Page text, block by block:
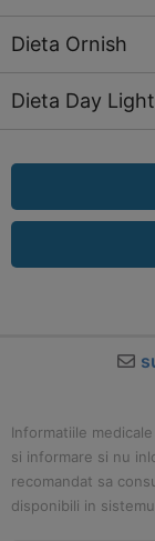
Dieta Ornish
Dieta Day Light
Informatiile
si informare si nu
recomandat sa
disponibili in